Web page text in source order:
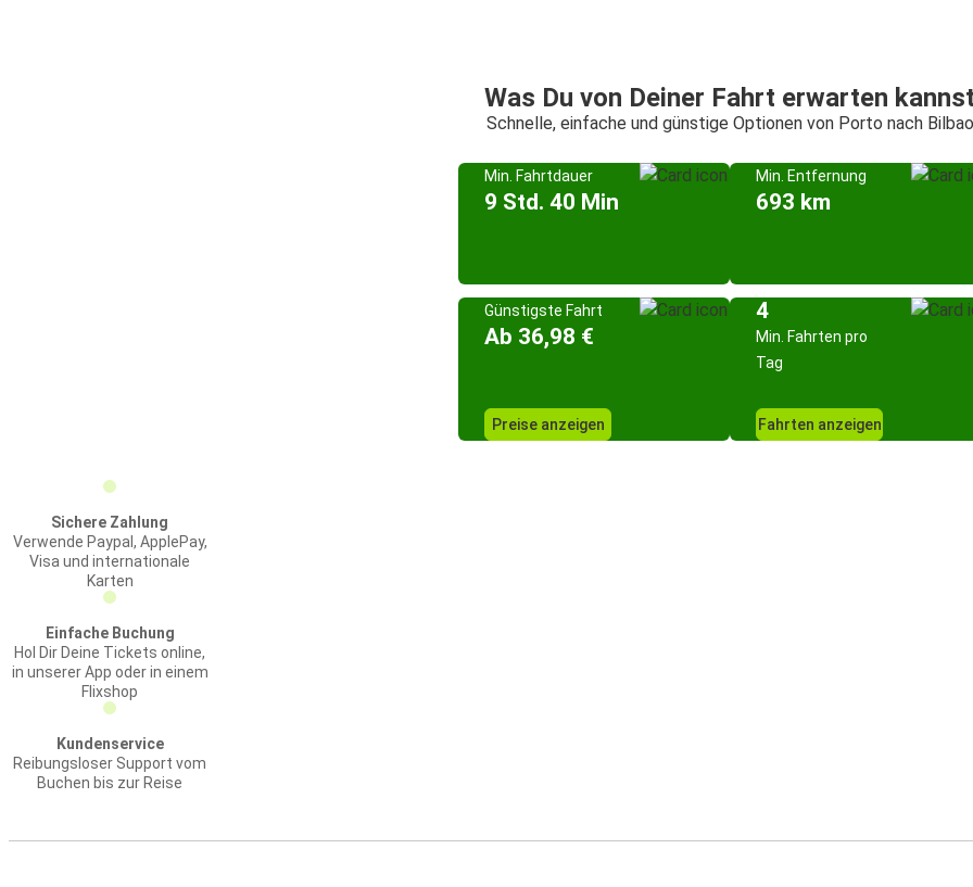
Was Du von Deiner Fahrt erwarten
Schnelle, einfache und günstige Optionen von Porto nach Bilbao
Min. Fahrtdauer
9 Std. 40 Min
Min. Entfernung
693 km
Günstigste Fahrt
Ab 36,98 €
Preise anzeigen
4
Min. Fahrten pro
Tag
Fahrten anzeigen
Sichere Zahlung
Verwende Paypal, ApplePay,
Visa und internationale
Karten
Einfache Buchung
Hol Dir Deine Tickets online,
in unserer App oder in einem
Flixshop
Kundenservice
Reibungsloser Support vom
Buchen bis zur Reise